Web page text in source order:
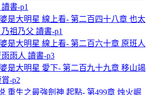
書-p1
是大明星 線上看- 第二百四十八章 也太
祖乃父 讀書-p1
是大明星 線上看- 第二百六十章 原班人
雨人 讀書-p3
是大明星 愛下- 第二百九十九章 移山竭
-p2
重生之最強劍神 起點- 第499章 烛火崛